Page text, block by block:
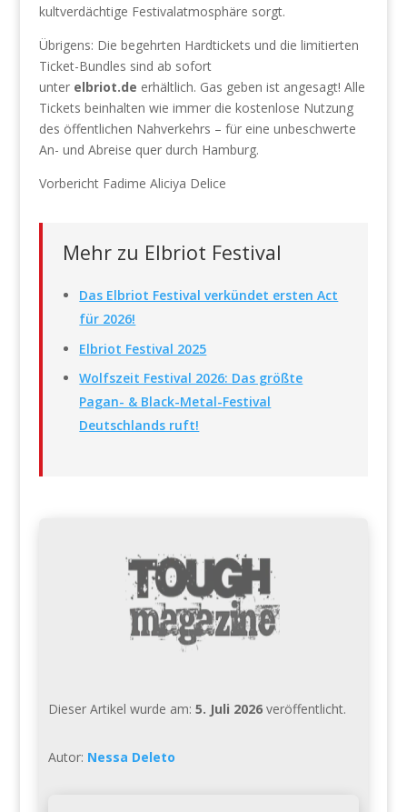
kultverdächtige Festivalatmosphäre sorgt.
Übrigens: Die begehrten Hardtickets und die limitierten
Ticket-Bundles sind ab sofort
unter elbriot.de erhältlich. Gas geben ist angesagt! Alle
Tickets beinhalten wie immer die kostenlose Nutzung
des öffentlichen Nahverkehrs – für eine unbeschwerte
An- und Abreise quer durch Hamburg.
Vorbericht Fadime Aliciya Delice
Mehr zu Elbriot Festival
Das Elbriot Festival verkündet ersten Act
für 2026!
Elbriot Festival 2025
Wolfszeit Festival 2026: Das größte
Pagan- & Black-Metal-Festival
Deutschlands ruft!
Dieser Artikel wurde am: 5. Juli 2026veröffentlicht.
Autor: Nessa Deleto